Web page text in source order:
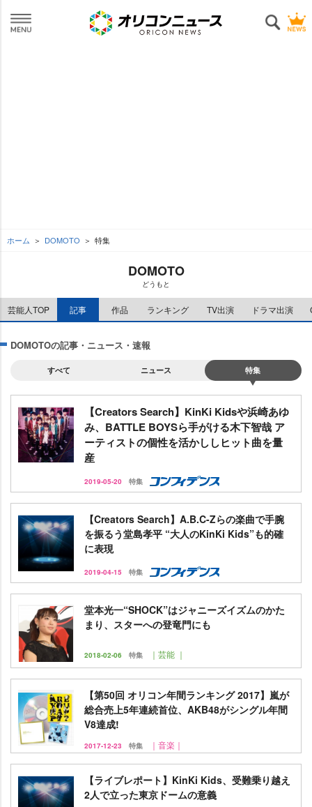
ホーム DOMOTO 特集
DOMOTO
どうもと
芸能人TOP 記事 作品 ランキング TV出演 ドラマ出演
DOMOTOの記事・ニュース・速報
すべて ニュース 特集
【Creators Search】KinKi Kidsや浜崎あゆ
み、BATTLE BOYSら手がける木下智哉 ア
ーティストの個性を活かししヒット曲を量
産
2019-05-20 特集
【Creators Search】A.B.C-Zらの楽曲で手腕
を振るう堂島孝平 “大人のKinKi Kids”も的確
に表現
2019-04-15 特集
堂本光一“SHOCK”はジャニーズイズムのかた
まり、スターへの登竜門にも
2018-02-06 特集 ｜芸能 ｜
【第50回 オリコン年間ランキング 2017】嵐が
総合売上5年連続首位、AKB48がシングル年間
V8達成!
2017-12-23 特集 ｜音楽｜
【ライブレポート】KinKi Kids、受難乗り越え
2人で立った東京ドームの意義